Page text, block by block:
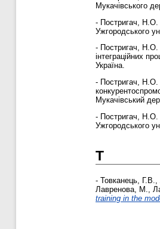
Мукачівського
- Постригач, Н.О.
Ужгородського
- Постригач, Н.О.
інтеграційних
Україна.
- Постригач, Н.О.
Мукачівський
- Постригач, Н.О.
Ужгородського
Т
- Товканець, Г.В.,
Лавренова, М.,
training in the